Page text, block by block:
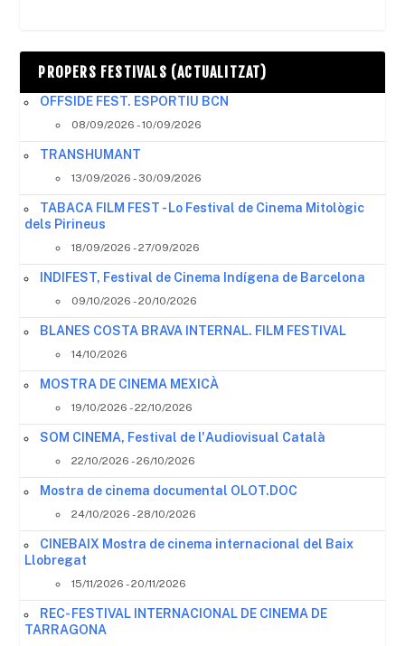
PROPERS FESTIVALS (ACTUALITZAT)
OFFSIDE FEST. ESPORTIU BCN
08/09/2026 - 10/09/2026
TRANSHUMANT
13/09/2026 - 30/09/2026
TABACA FILM FEST - Lo Festival de Cinema Mitològic
dels Pirineus
18/09/2026 - 27/09/2026
INDIFEST, Festival de Cinema Indígena de Barcelona
09/10/2026 - 20/10/2026
BLANES COSTA BRAVA INTERNAL. FILM FESTIVAL
14/10/2026
MOSTRA DE CINEMA MEXICÀ
19/10/2026 - 22/10/2026
SOM CINEMA, Festival de l'Audiovisual Català
22/10/2026 - 26/10/2026
Mostra de cinema documental OLOT.DOC
24/10/2026 - 28/10/2026
CINEBAIX Mostra de cinema internacional del Baix
Llobregat
15/11/2026 - 20/11/2026
REC- FESTIVAL INTERNACIONAL DE CINEMA DE
TARRAGONA